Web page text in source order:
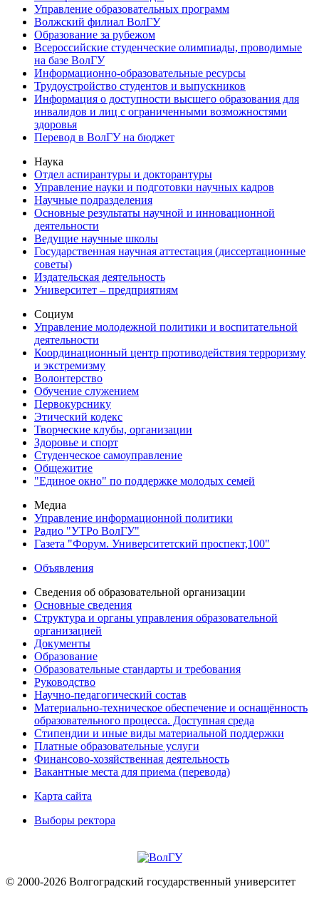
Управление образовательных программ
Волжский филиал ВолГУ
Образование за рубежом
Всероссийские студенческие олимпиады, проводимые
на базе ВолГУ
Информационно-образовательные ресурсы
Трудоустройство студентов и выпускников
Информация о доступности высшего образования для
инвалидов и лиц с ограниченными возможностями
здоровья
Перевод в ВолГУ на бюджет
Наука
Отдел аспирантуры и докторантуры
Управление науки и подготовки научных кадров
Научные подразделения
Основные результаты научной и инновационной
деятельности
Ведущие научные школы
Государственная научная аттестация (диссертационные
советы)
Издательская деятельность
Университет – предприятиям
Социум
Управление молодежной политики и воспитательной
деятельности
Координационный центр противодействия терроризму
и экстремизму
Волонтерство
Обучение служением
Первокурснику
Этический кодекс
Творческие клубы, организации
Здоровье и спорт
Студенческое самоуправление
Общежитие
"Единое окно" по поддержке молодых семей
Медиа
Управление информационной политики
Радио "УТРо ВолГУ"
Газета "Форум. Университетский проспект,100"
Объявления
Сведения об образовательной организации
Основные сведения
Структура и органы управления образовательной
организацией
Документы
Образование
Образовательные стандарты и требования
Руководство
Научно-педагогический состав
Материально-техническое обеспечение и оснащённость
образовательного процесса. Доступная среда
Стипендии и иные виды материальной поддержки
Платные образовательные услуги
Финансово-хозяйственная деятельность
Вакантные места для приема (перевода)
Карта сайта
Выборы ректора
© 2000-2026 Волгоградский государственный университет